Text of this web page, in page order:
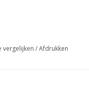
vergelijken /Afdrukken